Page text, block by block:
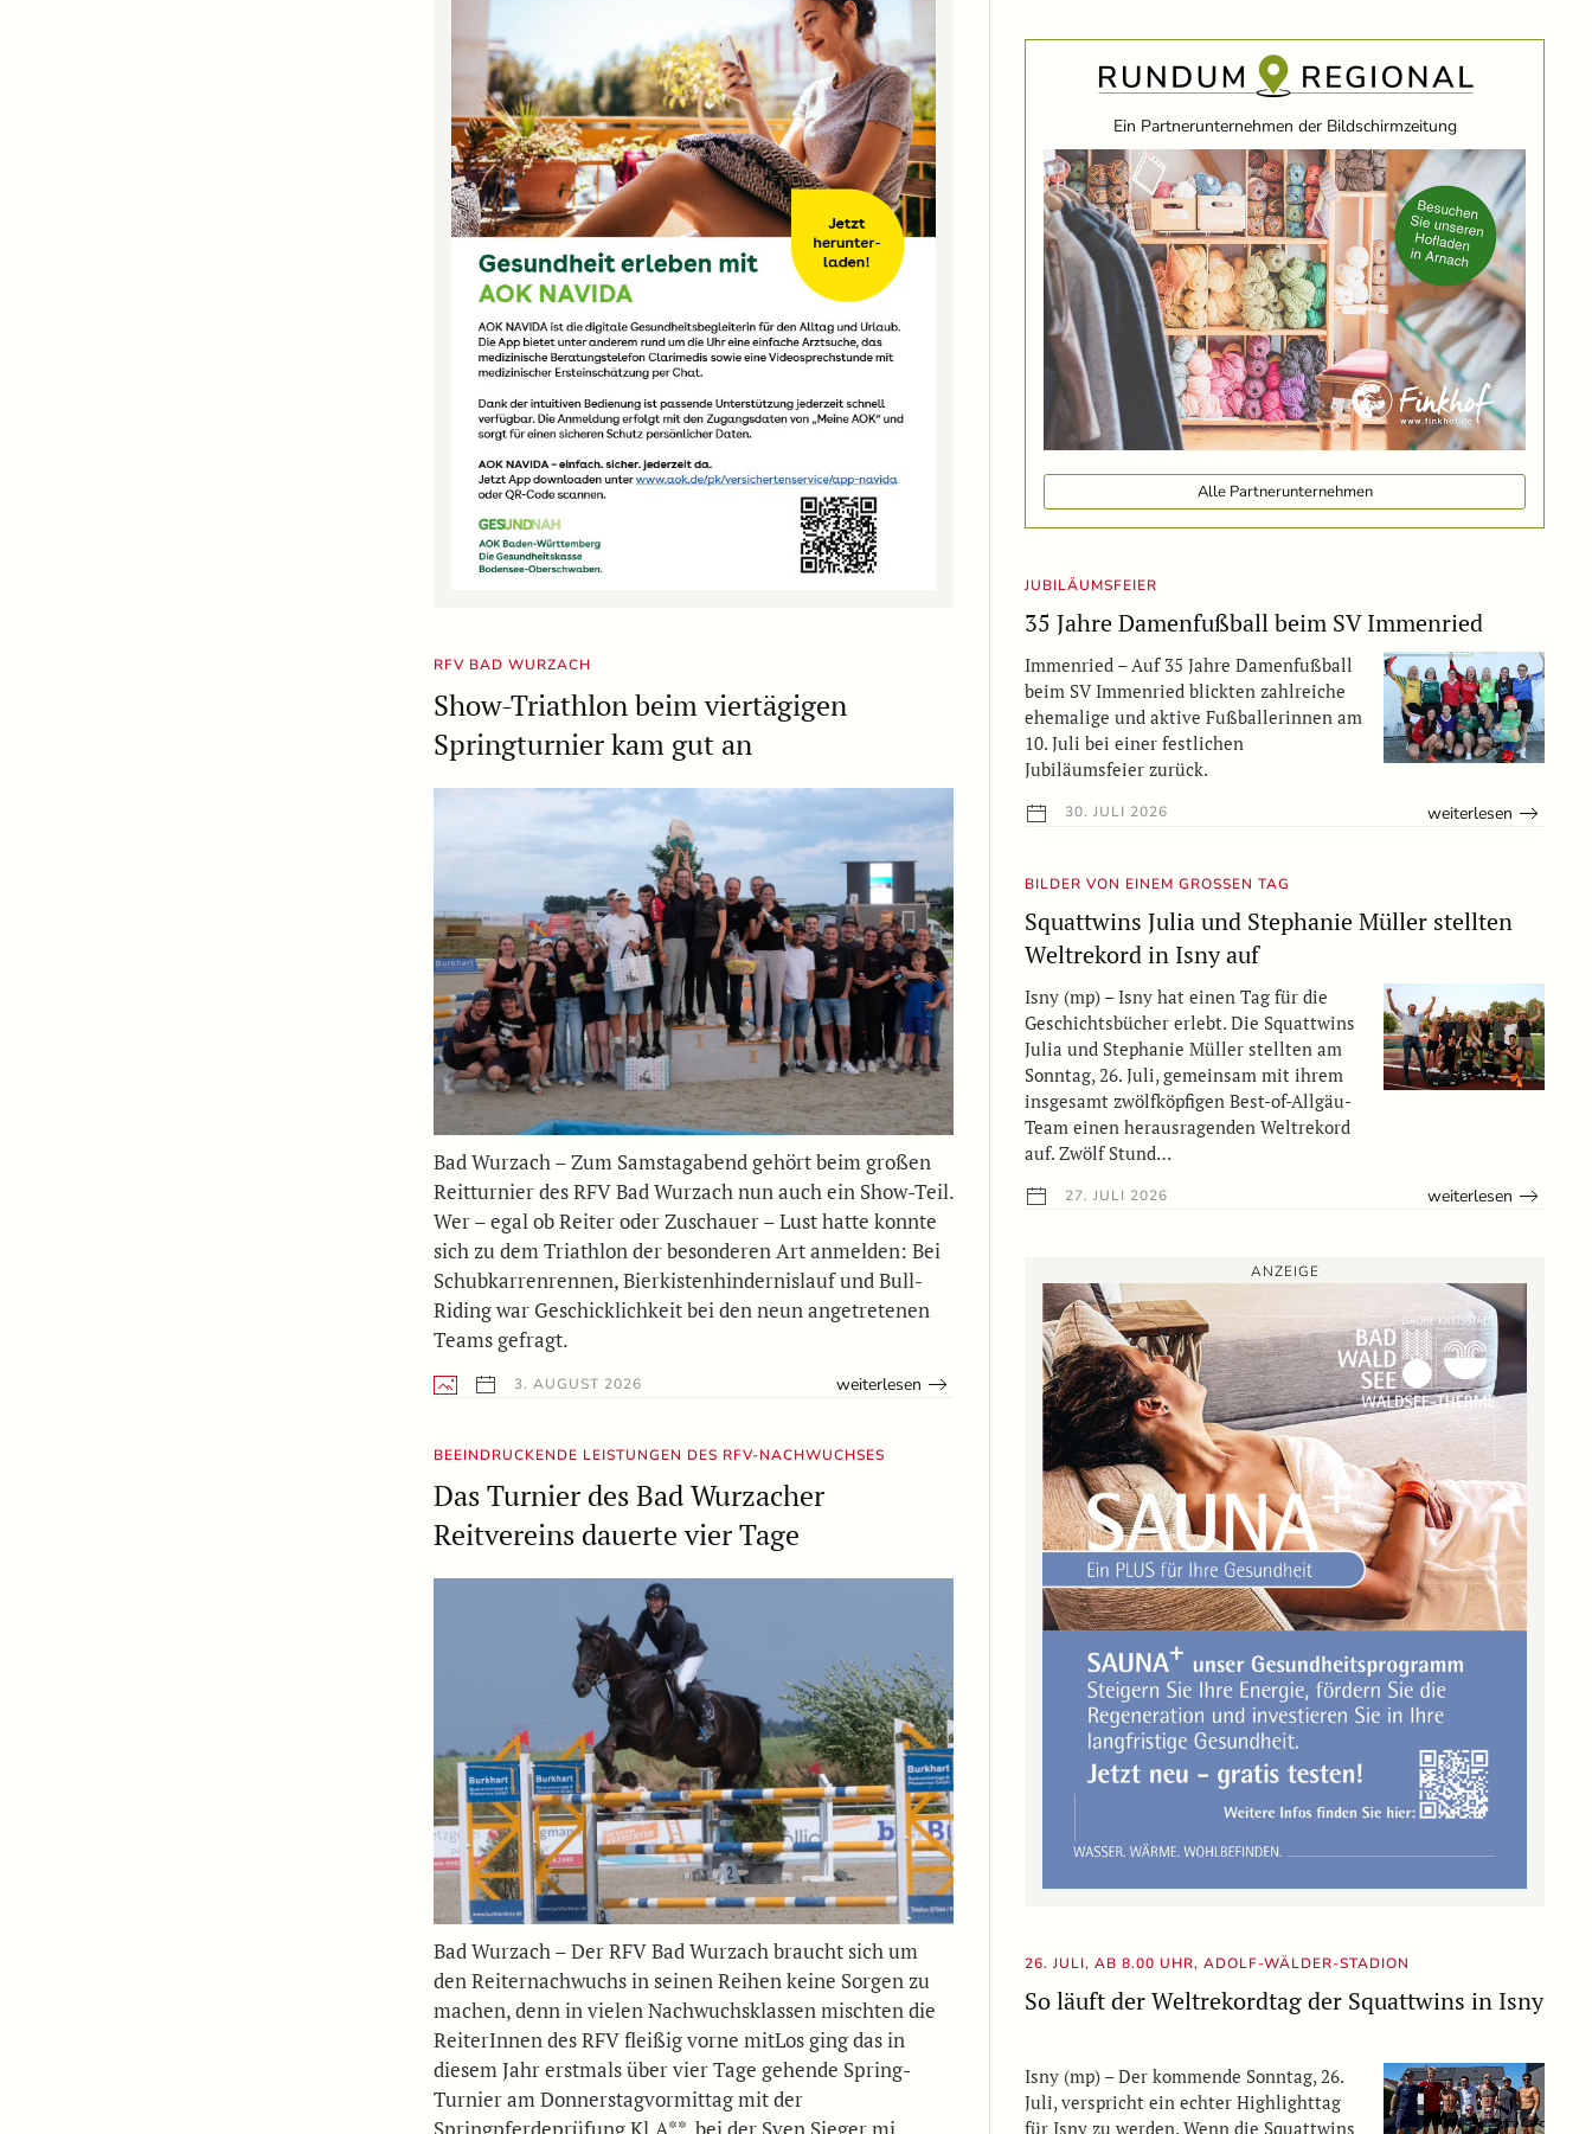
RFV BAD WURZACH
Show-Triathlon beim viertägigen
Springturnier kam gut an
Bad Wurzach – Zum Samstagabend gehört beim großen
Reitturnier des RFV Bad Wurzach nun auch ein Show-Teil.
Wer – egal ob Reiter oder Zuschauer – Lust hatte konnte
sich zu dem Triathlon der besonderen Art anmelden: Bei
Schubkarrenrennen, Bierkistenhindernislauf und Bull-
Riding war Geschicklichkeit bei den neun angetretenen
Teams gefragt.
3. AUGUST 2026 weiterlesen
BEEINDRUCKENDE LEISTUNGEN DES RFV-NACHWUCHSES
Das Turnier des Bad Wurzacher
Reitvereins dauerte vier Tage
Bad Wurzach – Der RFV Bad Wurzach braucht sich um
den Reiternachwuchs in seinen Reihen keine Sorgen zu
machen, denn in vielen Nachwuchsklassen mischten die
ReiterInnen des RFV fleißig vorne mitLos ging das in
diesem Jahr erstmals über vier Tage gehende Spring-
Turnier am Donnerstagvormittag mit der
Ein Partnerunternehmen der Bildschirmzeitung
Alle Partnerunternehmen
JUBILÄUMSFEIER
35 Jahre Damenfußball beim SV Immenried
Immenried – Auf 35 Jahre Damenfußball
beim SV Immenried blickten zahlreiche
ehemalige und aktive Fußballerinnen am
10. Juli bei einer festlichen
Jubiläumsfeier zurück.
30. JULI 2026 weiterlesen
BILDER VON EINEM GROSSEN TAG
Squattwins Julia und Stephanie Müller stellten
Weltrekord in Isny auf
Isny (mp) – Isny hat einen Tag für die
Geschichtsbücher erlebt. Die Squattwins
Julia und Stephanie Müller stellten am
Sonntag, 26. Juli, gemeinsam mit ihrem
insgesamt zwölfköpfigen Best-of-Allgäu-
Team einen herausragenden Weltrekord
auf. Zwölf Stund…
27. JULI 2026 weiterlesen
ANZEIGE
26. JULI, AB 8.00 UHR, ADOLF-WÄLDER-STADION
So läuft der Weltrekordtag der Squattwins in Isny
Isny (mp) – Der kommende Sonntag, 26.
Juli, verspricht ein echter Highlighttag
für Isny zu werden. Wenn die Squattwins